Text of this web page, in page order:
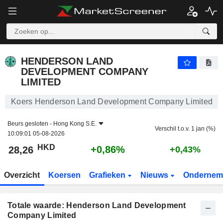
HENDERSON LAND
DEVELOPMENT COMPANY
LIMITED
Koers Henderson Land Development Company Limited
Beurs gesloten - Hong Kong S.E.
10:09:01 05-08-2026
Verschil t.o.v. 1 jan (%)
28,26 HKD +0,86% +0,43%
Overzicht Koersen Grafieken Nieuws
Totale waarde: Henderson Land Development
Company Limited